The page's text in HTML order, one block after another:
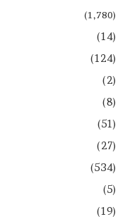
(1,780)
(14)
(124)
(2)
(8)
(51)
(27)
(534)
(5)
(19)